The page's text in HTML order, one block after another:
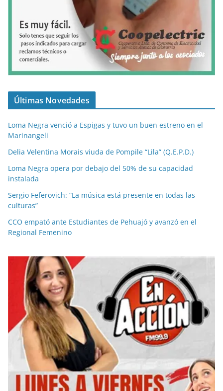
Últimas Novedades
Loma Negra venció a Espigas y tuvo un buen estreno en el
Marinangeli
Delia Velentina Morais viuda de Pompile “Lila” (Q.E.P.D.)
Loma Negra opera por debajo del 50% de su capacidad
instalada
Sergio Feferovich: “La música está presente en todas las
culturas”
CCO empató ante Estudiantes de Pehuajó y avanzó en el
Regional Femenino